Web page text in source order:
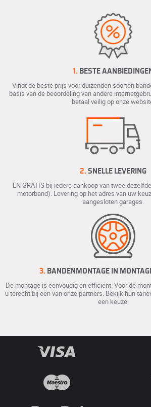
1. BESTE
Vindt de beste prijs voor duizenden soorten
basis van de beoordeling van andere
betaal veilig op onze
2. SNELLE LEVERING
EN GRATIS bij iedere aankoop van twee
motorband). Levering op het adres van uw
aangesloten garages.
3. BANDENMONTAGE IN
De montage is eenvoudig en efficiënt. Voor de
u terecht bij een van onze partners. Bekijk hun
een keuze.